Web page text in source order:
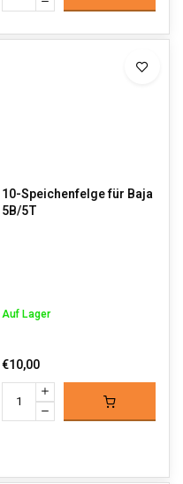
10-Speichenfelge für Baja
5B/5T
Auf Lager
€10,00